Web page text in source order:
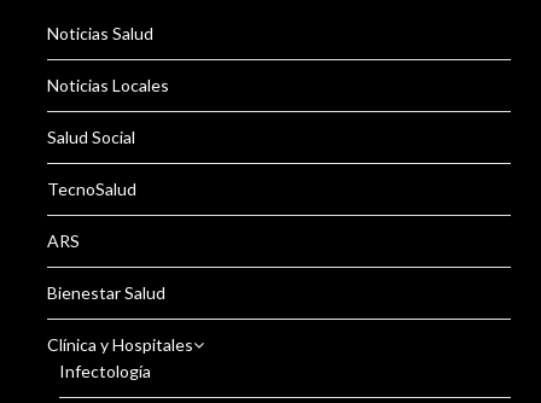
Noticias Salud
Noticias Locales
Salud Social
TecnoSalud
ARS
Bienestar Salud
Clínica y Hospitales
Infectología